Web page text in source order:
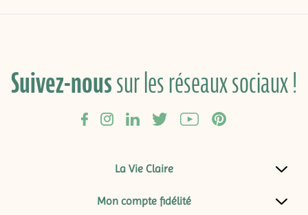
Suivez-noussur les réseaux sociaux !
La Vie Claire
Mon compte fidélité